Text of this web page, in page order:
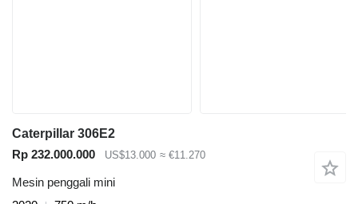
Caterpillar 306E2
Rp 232.000.000
US$13.000 ≈ €11.270
Mesin penggali mini